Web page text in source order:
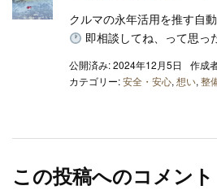
クルマの永年活用を推す自
即相談してね、って思っ
公開済み: 2024年12月5日 作成
カテゴリー:安全・安心, 想い, 整
この投稿へのコメント